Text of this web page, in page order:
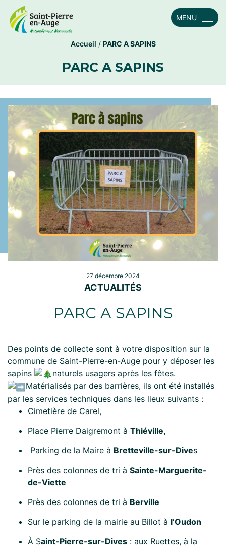
MENU
Accueil / PARC A SAPINS
PARC A SAPINS
27 décembre 2024
ACTUALITÉS
PARC A SAPINS
Des points de collecte sont à votre disposition sur la
commune de Saint-Pierre-en-Auge pour y déposer les
sapins
naturels usagers après les fêtes.
Matérialisés par des barrières, ils ont été installés
par les services techniques dans les lieux suivants :
Cimetière de Carel,
Place Pierre Daigremont à Thiéville,
Parking de la Maire à Bretteville-sur-Dives
Près des colonnes de tri à Sainte-Marguerite-
de-Viette
Près des colonnes de tri à Berville
Sur le parking de la mairie au Billot à l’Oudon
À Saint-Pierre-sur-Dives : aux Ruettes, à la